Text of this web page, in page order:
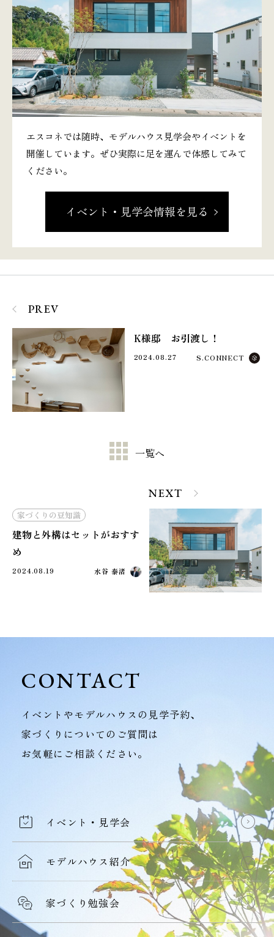
エスコネでは随時、モデルハウス見学会やイベントを
開催しています。ぜひ実際に足を運んで体感してみて
ください。
イベント・見学会情報を見る
PREV
K様邸 お引渡し！
2024.08.27 S.CONNECT
一覧へ
NEXT
家づくりの豆知識
建物と外構はセットがおすす
め
2024.08.19 水谷 泰渚
CONTACT
イベントやモデルハウスの見学予約、
家づくりについてのご質問は
お気軽にご相談ください。
イベント・見学会
モデルハウス紹介
家づくり勉強会